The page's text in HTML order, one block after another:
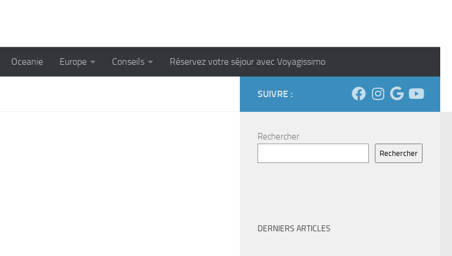
Oceanie Europe Conseils Réservez votre séjour avec Voyagissimo
SUIVRE :
Rechercher
Rechercher
DERNIERS ARTICLES